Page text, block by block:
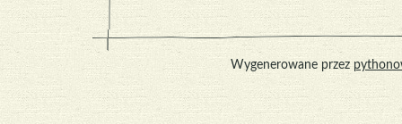
Wygenerowane przez